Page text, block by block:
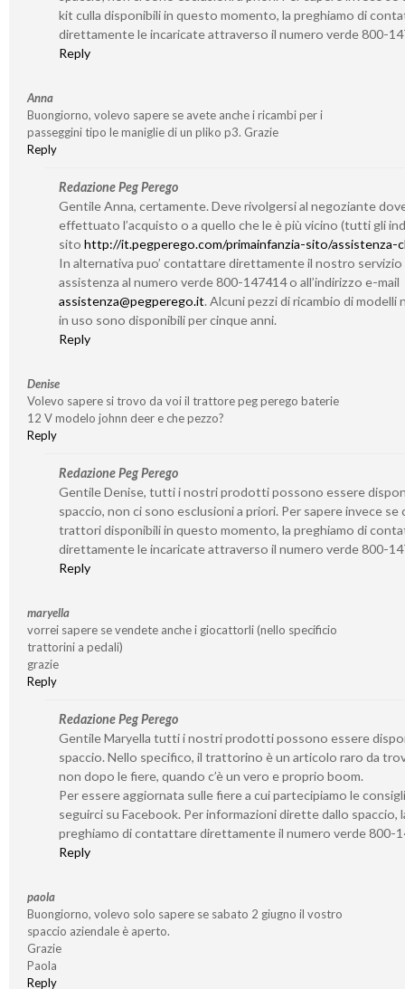
kit culla disponibili in questo momento, la preghiamo di
direttamente le incaricate attraverso il numero verde 800-
Reply
Anna
Buongiorno, volevo sapere se avete anche i ricambi per i
passeggini tipo le maniglie di un pliko p3. Grazie
Reply
Redazione Peg Perego
Gentile Anna, certamente. Deve rivolgersi al negoziante
effettuato l’acquisto o a quello che le è più vicino (tutti gli
sito http://it.pegperego.com/primainfanzia-sito/assistenza-
In alternativa puo’ contattare direttamente il nostro servizio
assistenza al numero verde 800-147414 o all’indirizzo e-mail
assistenza@pegperego.it. Alcuni pezzi di ricambio di modelli
in uso sono disponibili per cinque anni.
Reply
Denise
Volevo sapere si trovo da voi il trattore peg perego baterie
12 V modelo johnn deer e che pezzo?
Reply
Redazione Peg Perego
Gentile Denise, tutti i nostri prodotti possono essere
spaccio, non ci sono esclusioni a priori. Per sapere invece se
trattori disponibili in questo momento, la preghiamo di
direttamente le incaricate attraverso il numero verde 800-
Reply
maryella
vorrei sapere se vendete anche i giocattorli (nello specificio
trattorini a pedali)
grazie
Reply
Redazione Peg Perego
Gentile Maryella tutti i nostri prodotti possono essere
spaccio. Nello specifico, il trattorino è un articolo raro da
non dopo le fiere, quando c’è un vero e proprio boom.
Per essere aggiornata sulle fiere a cui partecipiamo le
seguirci su Facebook. Per informazioni dirette dallo spaccio,
preghiamo di contattare direttamente il numero verde 800-
Reply
paola
Buongiorno, volevo solo sapere se sabato 2 giugno il vostro
spaccio aziendale è aperto.
Grazie
Paola
Reply